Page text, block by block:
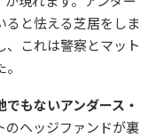
ると怯える芝居をしま
、これは警察とマット
もないアンダース・
のヘッジファンドが裏